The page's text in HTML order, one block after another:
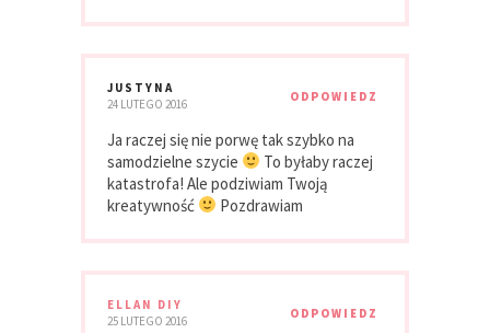
JUSTYNA
24 LUTEGO 2016
ODPOWIEDZ
Ja raczej się nie porwę tak szybko na
samodzielne szycie
To byłaby raczej
katastrofa! Ale podziwiam Twoją
kreatywność
Pozdrawiam
ELLAN DIY
25 LUTEGO 2016
ODPOWIEDZ